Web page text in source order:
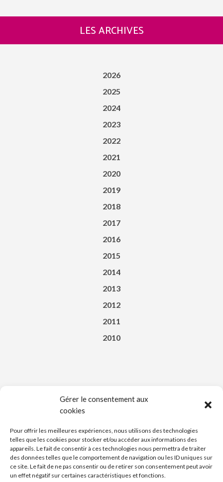
Gérer le consentement aux
cookies
Pour offrir les meilleures expériences, nous utilisons des technologies
telles que les cookies pour stocker et/ou accéder aux informations des
appareils. Le fait de consentir à ces technologies nous permettra de traiter
des données telles que le comportement de navigation ou les ID uniques sur
ce site. Le fait de ne pas consentir ou de retirer son consentement peut avoir
un effet négatif sur certaines caractéristiques et fonctions.
LES ARCHIVES
2026
2025
2024
2023
2022
2021
2020
2019
2018
2017
2016
2015
2014
2013
2012
2011
2010
Téléchargez l’appli du Saint-Affricain